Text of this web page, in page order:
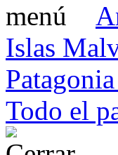
Islas
Todo el